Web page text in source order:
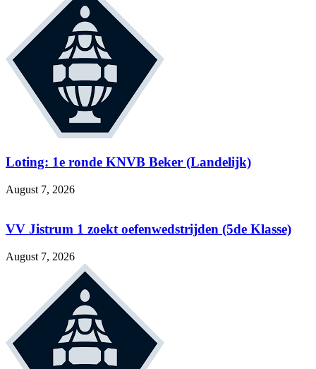
Loting: 1e ronde KNVB Beker (Landelijk)
August 7, 2026
VV Jistrum 1 zoekt oefenwedstrijden (5de Klasse)
August 7, 2026